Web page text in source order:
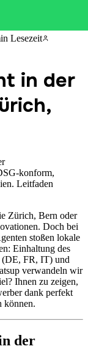
Lesezeit
in der
konform,
Leitfaden
Zürich, Bern oder
Doch bei
stoßen lokale
Einhaltung des
(DE, FR, IT) und
verwandeln wir
Ihnen zu zeigen,
dank perfekt
können.
der